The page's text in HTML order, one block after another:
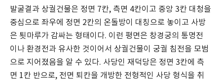
발굴결과 상궐건물은 정면 7칸, 측면 4칸이고 중앙 3칸 대청을
중심으로 좌우에 정면 2칸의 온돌방이 대칭으로 놓이고 사방
은 툇마루가 감싸는 형태이다. 이런 평면은 창경궁의 통명전
이나 환경전과 유사한 것이어서 상궐건물이 궁궐 침전을 모범
으로 지어졌음을 알 수 있다. 사당인 재덕당은 정면 3칸에 측
면 1칸 반으로, 전면 퇴칸을 개방한 전형적인 사당 형식을 취